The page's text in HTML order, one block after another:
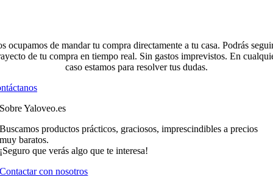
ocupamos de mandar tu compra directamente a tu casa. Podrás
de tu compra en tiempo real. Sin gastos imprevistos. En
caso estamos para resolver tus dudas.
Sobre Yaloveo.es
Buscamos productos prácticos, graciosos, imprescindibles a precios
muy baratos.
¡Seguro que verás algo que te interesa!
Contactar con nosotros